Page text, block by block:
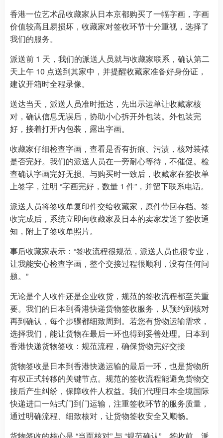
香港一位艺术品收藏家从日本京都购买了一幅字画，字画
价值较高且易损坏，收藏家对签收环节十分重视，选择了
我们的服务。
派送前 1 天，我们的派送人员就与收藏家联系，确认第二
天上午 10 点送到其家中，并提醒收藏家准备好身份证，
建议开箱时全程录像。
送达当天，派送人员准时抵达，先出示运单让收藏家核
对，确认信息无误后，协助小心拆开外包装。外包装完
好，接着打开内包装，露出字画。
收藏家仔细检查字画，查看是否有折痕、污渍，核对装裱
是否完好。我们的派送人员在一旁耐心等待，不催促。检
查确认字画完好无损、与购买时一致后，收藏家在签收单
上签字，注明 “字画完好，数量 1 件”，并留下联系电话。
派送人员将签收单复印件交给收藏家，原件带回存档。签
收完成后，系统立即向收藏家及日本的卖家发送了签收通
知，附上了签收单照片。
事后收藏家表示：“签收流程很规范，派送人员也很专业，
让我能安心检查字画，整个交接过程很顺利，没有任何问
题。”
无论是个人收件还是企业收货，规范的签收流程都至关重
要。我们的日本到香港快递货物签收服务，从预约到核对
再到确认，每个步骤都细致周到。若您有货物运输需求，
选择我们，能让货物在最后一环也得到妥善处理。日本到
香港快递货物签收：规范流程，确保货物完好交接
货物签收是日本到香港快递运输的最后一环，也是货物所
有权正式转移的关键节点。规范的签收流程能避免货物交
接后产生纠纷，保障收件人权益。我们代理日本全境国际
快递进口一站式门到门运输，注重签收环节的服务质量，
通过明确流程、细致核对，让货物签收安全又顺畅。